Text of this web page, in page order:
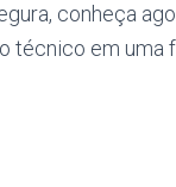
conheça
técnico em uma